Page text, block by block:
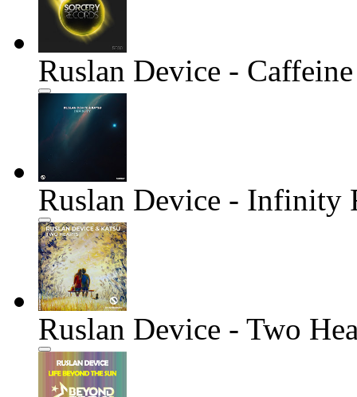
Ruslan Device - Caffeine
Ruslan Device - Infinity
Ruslan Device - Two